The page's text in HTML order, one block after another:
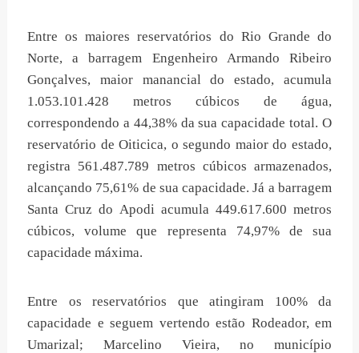
Entre os maiores reservatórios do Rio Grande do
Norte, a barragem Engenheiro Armando Ribeiro
Gonçalves, maior manancial do estado, acumula
1.053.101.428 metros cúbicos de água,
correspondendo a 44,38% da sua capacidade total. O
reservatório de Oiticica, o segundo maior do estado,
registra 561.487.789 metros cúbicos armazenados,
alcançando 75,61% de sua capacidade. Já a barragem
Santa Cruz do Apodi acumula 449.617.600 metros
cúbicos, volume que representa 74,97% de sua
capacidade máxima.
Entre os reservatórios que atingiram 100% da
capacidade e seguem vertendo estão Rodeador, em
Umarizal; Marcelino Vieira, no município